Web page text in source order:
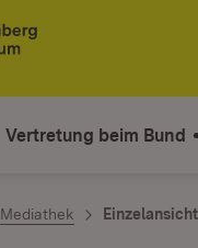
Vertretung beim Bund
Mediathek Einzelansicht